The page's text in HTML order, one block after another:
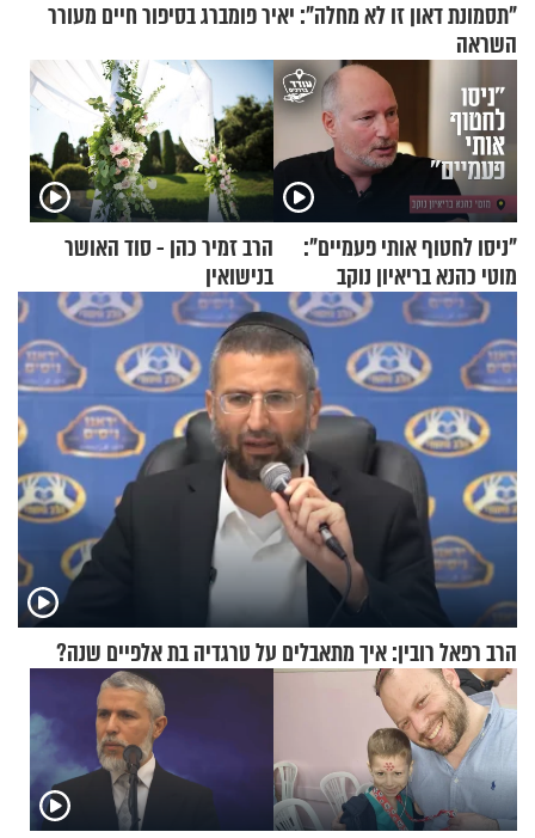
"תסמונת דאון זו לא מחלה": יאיר פומברג בסיפור חיים מעורר
השראה
"ניסו לחטוף אותי פעמיים":
מוטי כהנא בריאיון נוקב
הרב זמיר כהן - סוד האושר
בנישואין
הרב רפאל רובין: איך מתאבלים על טרגדיה בת אלפיים שנה?